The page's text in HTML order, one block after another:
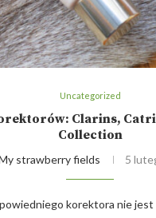
Uncategorized
Clarins,
Collection
strawberry fields 5
korektora nie jest